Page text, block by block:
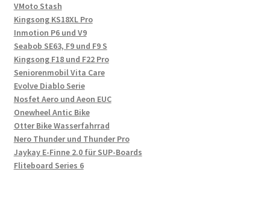
VMoto Stash
Kingsong KS18XL Pro
Inmotion P6 und V9
Seabob SE63, F9 und F9 S
Kingsong F18 und F22 Pro
Seniorenmobil Vita Care
Evolve Diablo Serie
Nosfet Aero und Aeon EUC
Onewheel Antic Bike
Otter Bike Wasserfahrrad
Nero Thunder und Thunder Pro
Jaykay E-Finne 2.0 für SUP-Boards
Fliteboard Series 6